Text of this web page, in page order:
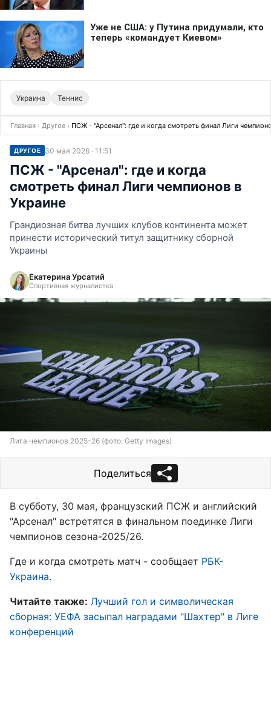
Украина Теннис
Главная › Другое › ПСЖ - "Арсенал": где и когда смотреть финал Лиги
ДРУГОЕ 30 мая 2026 · 11:51
ПСЖ - "Арсенал": где и когда
смотреть финал Лиги чемпионов в
Украине
Грандиозная битва лучших клубов континента может
принести исторический титул защитнику сборной
Украины
Екатерина Урсатий
Спортивная журналистка
Лига чемпионов 2025-26 (фото: Getty Images)
Поделиться
В субботу, 30 мая, французский ПСЖ и английский
"Арсенал" встретятся в финальном поединке Лиги
чемпионов сезона-2025/26.
Где и когда смотреть матч - сообщает РБК-
Украина.
Читайте также: Лучший гол и символическая
сборная: УЕФА засыпал наградами "Шахтер" в Лиге
конференций